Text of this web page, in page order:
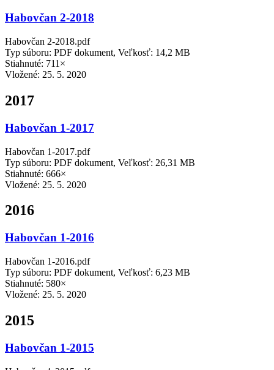
Habovčan 2-2018
Habovčan 2-2018.pdf
Typ súboru: PDF dokument, Veľkosť: 14,2 MB
Stiahnuté: 711×
Vložené: 25. 5. 2020
2017
Habovčan 1-2017
Habovčan 1-2017.pdf
Typ súboru: PDF dokument, Veľkosť: 26,31 MB
Stiahnuté: 666×
Vložené: 25. 5. 2020
2016
Habovčan 1-2016
Habovčan 1-2016.pdf
Typ súboru: PDF dokument, Veľkosť: 6,23 MB
Stiahnuté: 580×
Vložené: 25. 5. 2020
2015
Habovčan 1-2015